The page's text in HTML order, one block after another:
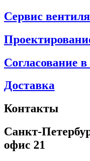
Сервис
Согласование
Доставка
Контакты
Санкт-
офис 21